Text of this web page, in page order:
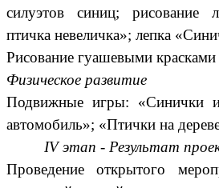
силуэтов синиц; рисование
птичка невеличка»; лепка
Рисование гуашевыми
Физическое развитие
Подвижные игры: «Синички
автомобиль»; «Птички на
IV этап - Результат
Проведение открытого